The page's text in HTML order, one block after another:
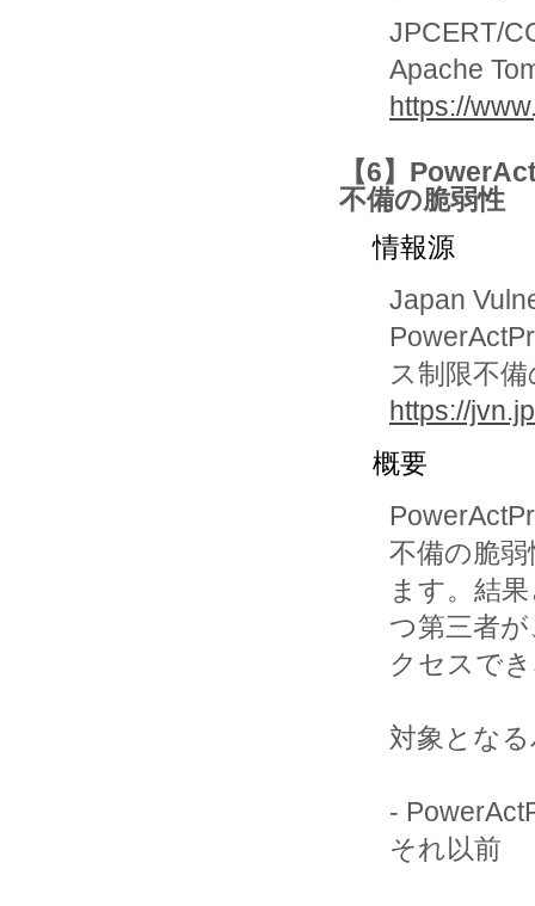
JPCERT/
Apache
https://
【6】
不備の脆弱性
情報源
Japan
ス制限不
https://
概要
不備の脆
ます。結
つ第三者
クセスで
対象とな
-
それ以前